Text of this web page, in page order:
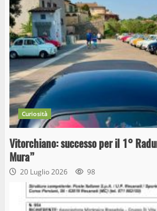
Curiosità
Vitorchiano: successo per il 1°
Mura”
20 Luglio 2026 98